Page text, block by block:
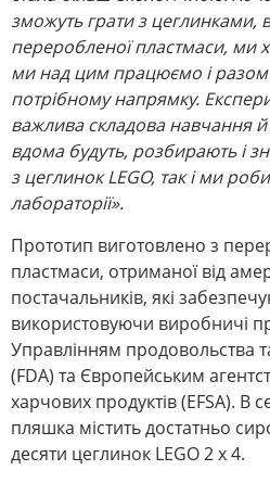
зможуть грати з цеглинками,
переробленої пластмаси,
ми над цим працюємо і разом
потрібному напрямку.
важлива складова навчання й
вдома будуть, розбирають і
з цеглинок LEGO, так і ми
лабораторії».
Прототип виготовлено з
пластмаси, отриманої від
постачальників, які
використовуючи виробничі
Управлінням продовольства
(FDA) та Європейським
харчових продуктів (EFSA). В
пляшка містить достатньо
десяти цеглинок LEGO 2 x 4.